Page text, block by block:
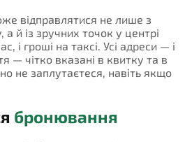
відправлятися не лише з
а й із зручних точок у центрі
і гроші на таксі. Усі адреси — і
— чітко вказані в квитку та в
не заплутаєтеся, навіть якщо
бронювання